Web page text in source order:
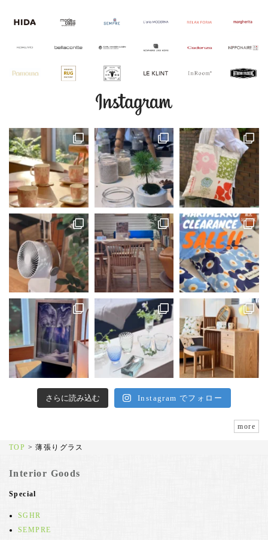
さらに読み込む Instagram でフォロー
more
TOP >薄張りグラス
Interior Goods
Special
SGHR
SEMPRE